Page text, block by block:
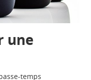
une
temps